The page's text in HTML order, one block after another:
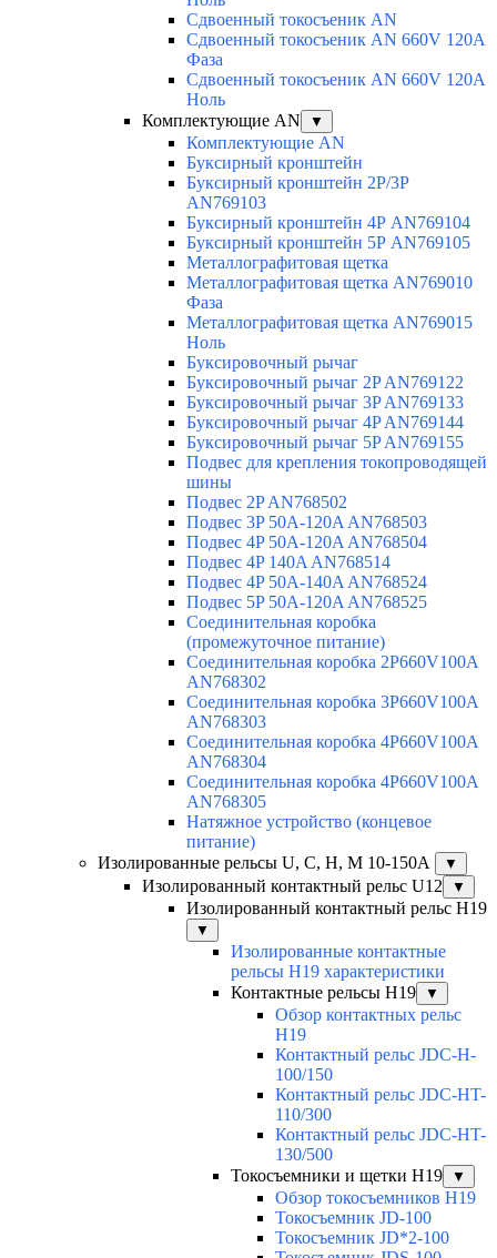
Сдвоенный токосъеник AN
Сдвоенный токосъеник AN 660V 120A
Фаза
Сдвоенный токосъеник AN 660V 120A
Ноль
Комплектующие AN
▼
Комплектующие AN
Буксирный кронштейн
Буксирный кронштейн 2Р/3Р
AN769103
Буксирный кронштейн 4Р AN769104
Буксирный кронштейн 5Р AN769105
Металлографитовая щетка
Металлографитовая щетка AN769010
Фаза
Металлографитовая щетка AN769015
Ноль
Буксировочный рычаг
Буксировочный рычаг 2P AN769122
Буксировочный рычаг 3P AN769133
Буксировочный рычаг 4P AN769144
Буксировочный рычаг 5P AN769155
Подвес для крепления токопроводящей
шины
Подвес 2P AN768502
Подвес 3P 50A-120A AN768503
Подвес 4P 50A-120A AN768504
Подвес 4P 140A AN768514
Подвес 4P 50A-140A AN768524
Подвес 5P 50A-120A AN768525
Соединительная коробка
(промежуточное питание)
Соединительная коробка 2P660V100A
AN768302
Соединительная коробка 3P660V100A
AN768303
Соединительная коробка 4P660V100A
AN768304
Соединительная коробка 4P660V100A
AN768305
Натяжное устройство (концевое
питание)
Изолированные рельсы U, C, H, M 10-150А
▼
Изолированный контактный рельс U12 ▼
Изолированный контактный рельс Н19
▼
Изолированные контактные
рельсы Н19 характеристики
Контактные рельсы H19
▼
Обзор контактных рельс
H19
Контактный рельс JDC-H-
100/150
Контактный рельс JDC-HT-
110/300
Контактный рельс JDC-HT-
130/500
Токосъемники и щетки H19
▼
Обзор токосъемников H19
Токосъемник JD-100
Токосъемник JD*2-100